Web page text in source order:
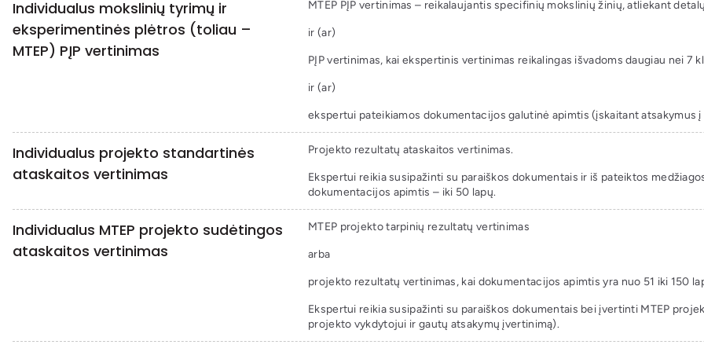
Individualus mokslinių tyrimų ir
eksperimentinės plėtros (toliau –
MTEP) PĮP vertinimas
MTEP PĮP vertinimas – reikalaujantis specifinių mokslinių žinių, atliekant
ir (ar)
PĮP vertinimas, kai ekspertinis vertinimas reikalingas išvadoms daugiau nei 7
ir (ar)
ekspertui pateikiamos dokumentacijos galutinė apimtis (įskaitant atsakymus
Individualus projekto standartinės
ataskaitos vertinimas
Projekto rezultatų ataskaitos vertinimas.
Ekspertui reikia susipažinti su paraiškos dokumentais ir iš pateiktos
dokumentacijos apimtis – iki 50 lapų.
Individualus MTEP projekto sudėtingos
ataskaitos vertinimas
MTEP projekto tarpinių rezultatų vertinimas
arba
projekto rezultatų vertinimas, kai dokumentacijos apimtis yra nuo 51 iki 150
Ekspertui reikia susipažinti su paraiškos dokumentais bei įvertinti MTEP
projekto vykdytojui ir gautų atsakymų įvertinimą).